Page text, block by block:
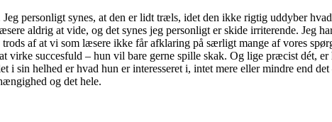
personligt synes, at den er lidt træls, idet den ikke rigtig uddyber
aldrig at vide, og det synes jeg personligt er skide irriterende. Jeg
af at vi som læsere ikke får afklaring på særligt mange af vores
virke succesfuld – hun vil bare gerne spille skak. Og lige præcist dét,
i sin helhed er hvad hun er interesseret i, intet mere eller mindre end
og det hele.